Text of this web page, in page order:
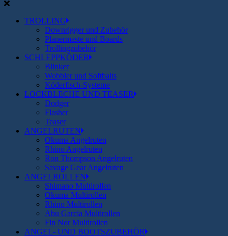
TROLLING
Downrigger und Zubehör
Planermaste und Boards
Trollingzubehör
SCHLEPPKÖDER
Blinker
Wobbler und Softbaits
Köderfisch-Systeme
LOCKBLECHE UND TEASER
Dodger
Flasher
Teaser
ANGELRUTEN
Okuma Angelruten
Rhino Angelruten
Ron Thompson Angelruten
Savage Gear Angelruten
ANGELROLLEN
Shimano Multirollen
Okuma Multirollen
Rhino Multirollen
Abu Garcia Multirollen
Fin Nor Multirollen
ANGEL- UND BOOTSZUBEHÖR